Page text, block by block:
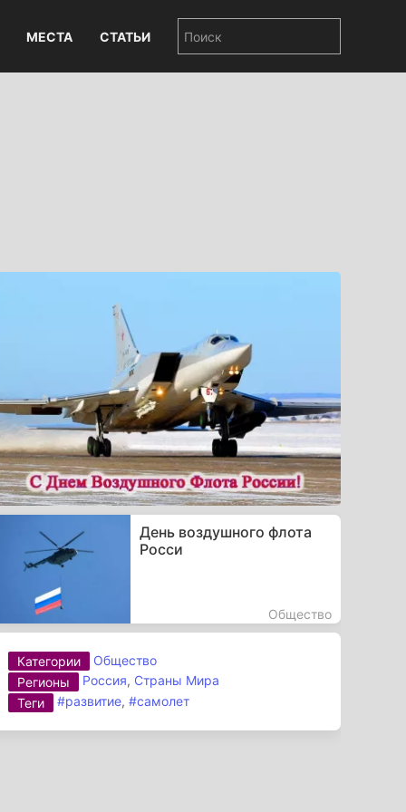
МЕСТА СТАТЬИ
День воздушного флота
Росси
Общество
Категории
Общество
Регионы
Россия, Страны Мира
Теги
#развитие,#самолет